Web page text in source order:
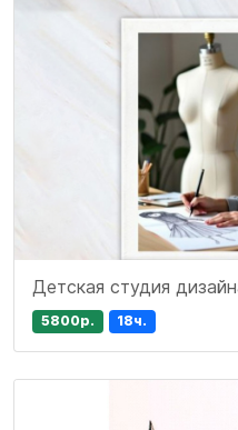
Детская студия
5800р. 18ч.